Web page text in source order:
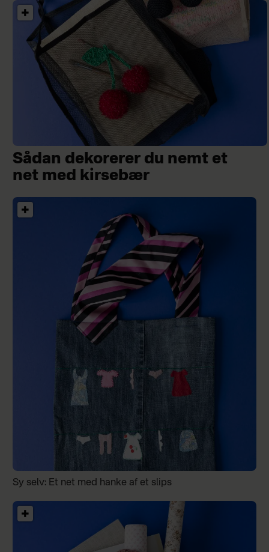
Sådan dekorerer du nemt et
net med kirsebær
Sy selv: Et net med hanke af et slips